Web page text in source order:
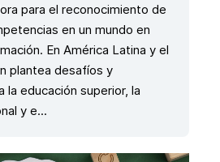
para el reconocimiento de
en un mundo en
En América Latina y el
plantea desafíos y
la educación superior, la
y e...